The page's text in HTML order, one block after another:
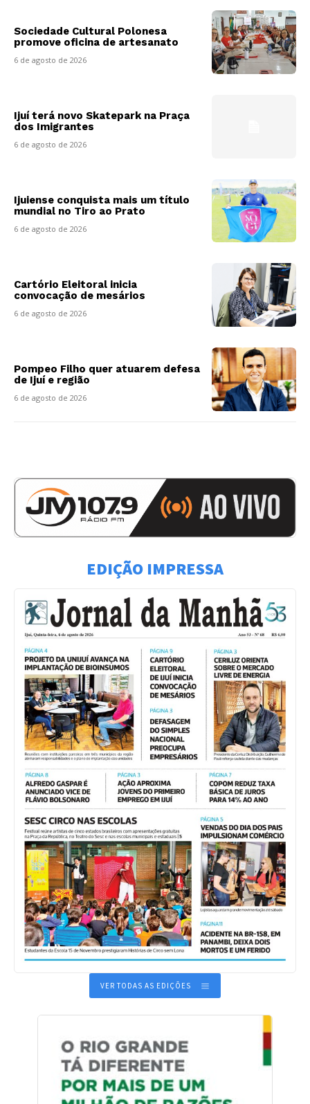
Sociedade Cultural Polonesa
promove oficina de artesanato
6 de agosto de 2026
Ijuí terá novo Skatepark na Praça
dos Imigrantes
6 de agosto de 2026
Ijuiense conquista mais um título
mundial no Tiro ao Prato
6 de agosto de 2026
Cartório Eleitoral inicia
convocação de mesários
6 de agosto de 2026
Pompeo Filho quer atuarem defesa
de Ijuí e região
6 de agosto de 2026
EDIÇÃO IMPRESSA
VER TODAS AS EDIÇÕES